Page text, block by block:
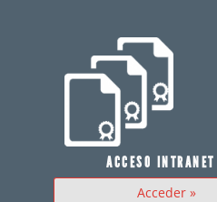
ACCESO INTRANET
Acceder »